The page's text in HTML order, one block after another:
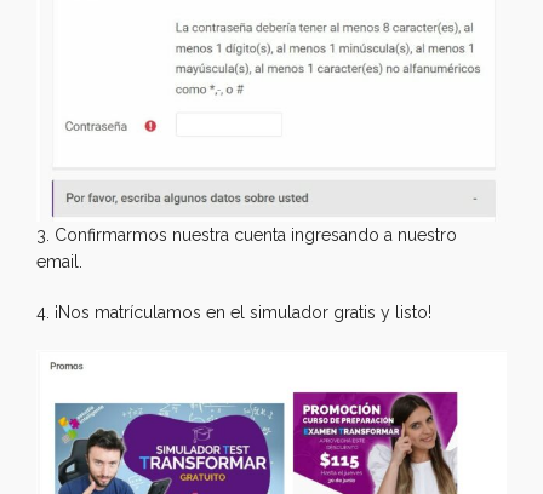
3. Confirmarmos nuestra cuenta ingresando a nuestro
email.
4. ¡Nos matrículamos en el simulador gratis y listo!